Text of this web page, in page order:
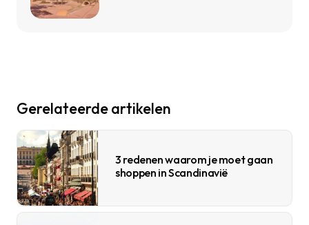
Gerelateerde artikelen
3 redenen waarom je moet gaan
shoppen in Scandinavië